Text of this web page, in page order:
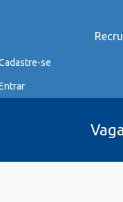
se